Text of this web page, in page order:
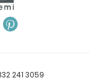
241 3059